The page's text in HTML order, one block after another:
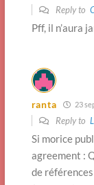
Reply to
Pff, il n’aura
ranta 23
Reply to
Si morice
agreement :
de